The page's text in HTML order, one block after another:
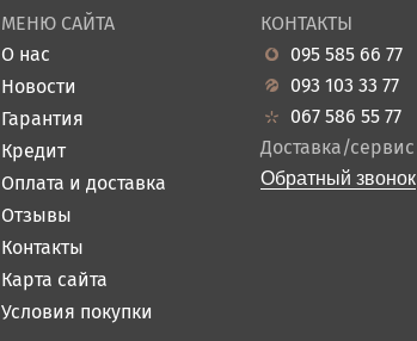
МЕНЮ САЙТА
О нас
Новости
Гарантия
Кредит
Оплата и доставка
Отзывы
Контакты
Карта сайта
Условия покупки
КОНТАКТЫ
095 585 66 77
093 103 33 77
067 586 55 77
Доставка/сервис
Обратный звонок